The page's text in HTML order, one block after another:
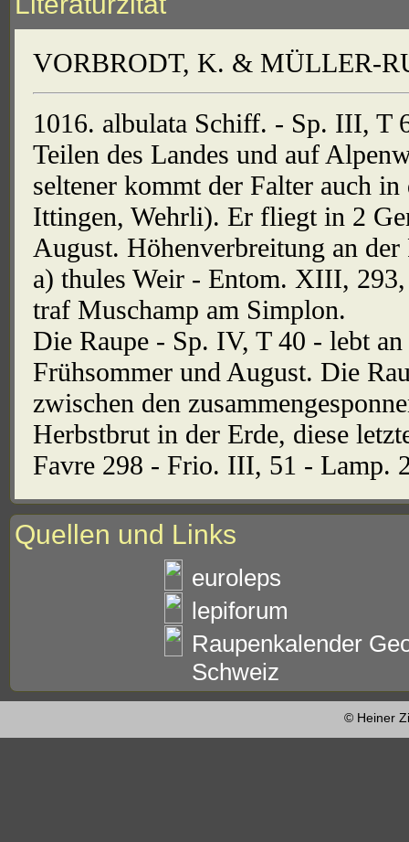
VORBRODT, K. & MÜLLER-
1016. albulata Schiff. - Sp. III, T
Teilen des Landes und auf
seltener kommt der Falter auch
Ittingen, Wehrli). Er fliegt in 2
August. Höhenverbreitung an
a) thules Weir - Entom. XIII,
traf Muschamp am Simplon.
Die Raupe - Sp. IV, T 40 - lebt
Frühsommer und August. Die
zwischen den
Herbstbrut in der Erde, diese
Favre 298 - Frio. III, 51 - Lamp.
Quellen und Links
euroleps
lepiforum
Raupenkalender
Schweiz
© Heiner